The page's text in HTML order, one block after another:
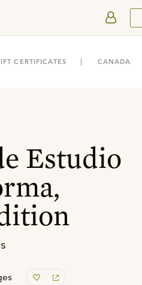
CERTIFICATES CANADA
Estudio